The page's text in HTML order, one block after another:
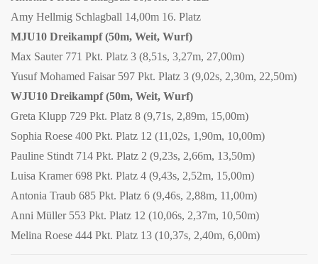
Amy Hellmig Schlagball 14,00m 16. Platz
MJU10 Dreikampf (50m, Weit, Wurf)
Max Sauter 771 Pkt. Platz 3 (8,51s, 3,27m, 27,00m)
Yusuf Mohamed Faisar 597 Pkt. Platz 3 (9,02s, 2,30m, 22,50m)
WJU10 Dreikampf (50m, Weit, Wurf)
Greta Klupp 729 Pkt. Platz 8 (9,71s, 2,89m, 15,00m)
Sophia Roese 400 Pkt. Platz 12 (11,02s, 1,90m, 10,00m)
Pauline Stindt 714 Pkt. Platz 2 (9,23s, 2,66m, 13,50m)
Luisa Kramer 698 Pkt. Platz 4 (9,43s, 2,52m, 15,00m)
Antonia Traub 685 Pkt. Platz 6 (9,46s, 2,88m, 11,00m)
Anni Müller 553 Pkt. Platz 12 (10,06s, 2,37m, 10,50m)
Melina Roese 444 Pkt. Platz 13 (10,37s, 2,40m, 6,00m)